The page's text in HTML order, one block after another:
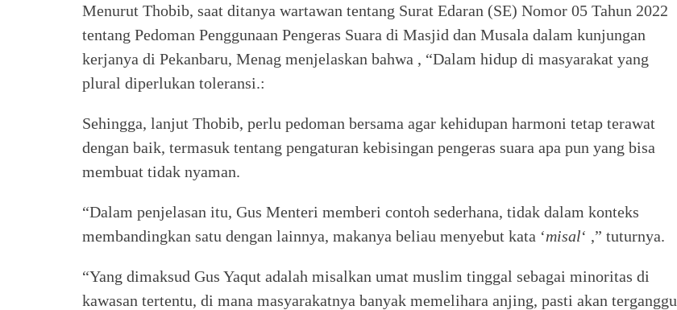
Menurut Thobib, saat ditanya wartawan tentang Surat Edaran (SE) Nomor 05 Tahun 2022
tentang Pedoman Penggunaan Pengeras Suara di Masjid dan Musala dalam kunjungan
kerjanya di Pekanbaru, Menag menjelaskan bahwa , “Dalam hidup di masyarakat yang
plural diperlukan toleransi.:
Sehingga, lanjut Thobib, perlu pedoman bersama agar kehidupan harmoni tetap terawat
dengan baik, termasuk tentang pengaturan kebisingan pengeras suara apa pun yang bisa
membuat tidak nyaman.
“Dalam penjelasan itu, Gus Menteri memberi contoh sederhana, tidak dalam konteks
membandingkan satu dengan lainnya, makanya beliau menyebut kata ‘misal‘ ,” tuturnya.
“Yang dimaksud Gus Yaqut adalah misalkan umat muslim tinggal sebagai minoritas di
kawasan tertentu, di mana masyarakatnya banyak memelihara anjing, pasti akan terganggu